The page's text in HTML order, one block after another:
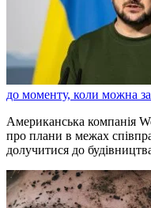
до моменту, коли можна
Американська компанія
про плани в межах
долучитися до